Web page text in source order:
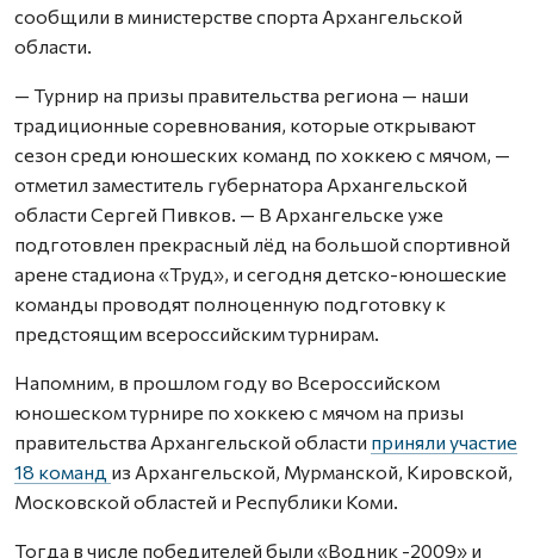
сообщили в министерстве спорта Архангельской
области.
— Турнир на призы правительства региона — наши
традиционные соревнования, которые открывают
сезон среди юношеских команд по хоккею с мячом, —
отметил заместитель губернатора Архангельской
области Сергей Пивков. — В Архангельске уже
подготовлен прекрасный лёд на большой спортивной
арене стадиона «Труд», и сегодня детско-юношеские
команды проводят полноценную подготовку к
предстоящим всероссийским турнирам.
Напомним, в прошлом году во Всероссийском
юношеском турнире по хоккею с мячом на призы
правительства Архангельской области приняли участие
18 команд из Архангельской, Мурманской, Кировской,
Московской областей и Республики Коми.
Тогда в числе победителей были «Водник -2009» и